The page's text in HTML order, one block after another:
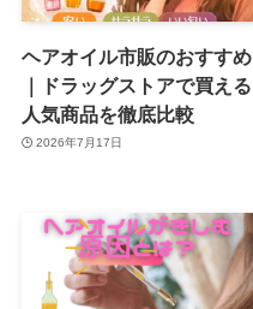
ヘアオイル市販のおすすめ
｜ドラッグストアで買える
人気商品を徹底比較
2026年7月17日